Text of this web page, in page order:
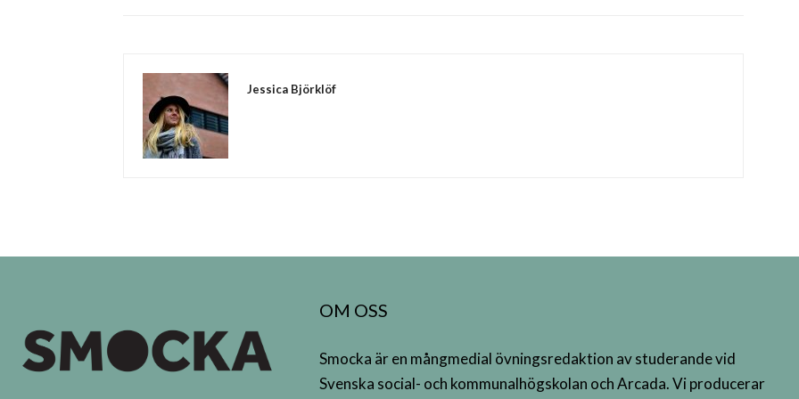
Jessica Björklöf
OM OSS
Smocka är en mångmedial övningsredaktion av studerande vid
Svenska social- och kommunalhögskolan och Arcada. Vi producerar